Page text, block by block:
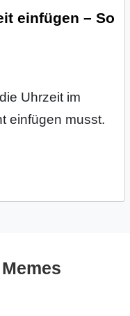
einfügen – So
Uhrzeit im
einfügen musst.